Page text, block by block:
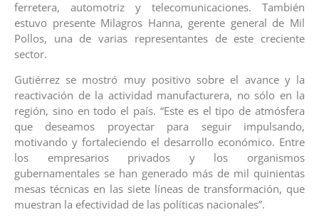
ferretera, automotriz y telecomunicaciones. También
estuvo presente Milagros Hanna, gerente general de Mil
Pollos, una de varias representantes de este creciente
sector.
Gutiérrez se mostró muy positivo sobre el avance y la
reactivación de la actividad manufacturera, no sólo en la
región, sino en todo el país. “Este es el tipo de atmósfera
que deseamos proyectar para seguir impulsando,
motivando y fortaleciendo el desarrollo económico. Entre
los empresarios privados y los organismos
gubernamentales se han generado más de mil quinientas
mesas técnicas en las siete líneas de transformación, que
muestran la efectividad de las políticas nacionales”.